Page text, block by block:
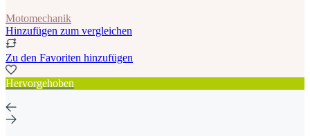
Motomechanik
Hinzufügen zum vergleichen
Zu den Favoriten hinzufügen
Hervorgehoben